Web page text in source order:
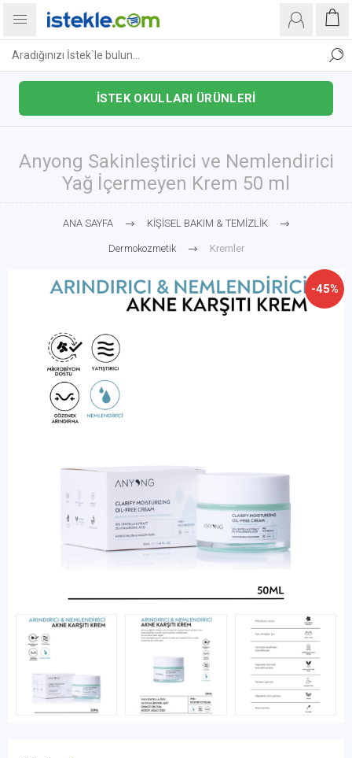
İSTEK OKULLARI ÜRÜNLERİ
Anyong Sakinleştirici ve Nemlendirici
Yağ İçermeyen Krem 50 ml
ANA SAYFA KİŞİSEL BAKIM & TEMİZLİK
Dermokozmetik Kremler
-45%